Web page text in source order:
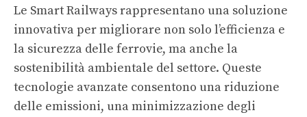
Le Smart Railways rappresentano una soluzione
innovativa per migliorare non solo l’efficienza e
la sicurezza delle ferrovie, ma anche la
sostenibilità ambientale del settore. Queste
tecnologie avanzate consentono una riduzione
delle emissioni, una minimizzazione degli